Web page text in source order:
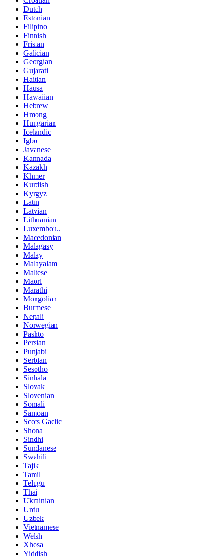
Dutch
Estonian
Filipino
Finnish
Frisian
Galician
Georgian
Gujarati
Haitian
Hausa
Hawaiian
Hebrew
Hmong
Hungarian
Icelandic
Igbo
Javanese
Kannada
Kazakh
Khmer
Kurdish
Kyrgyz
Latin
Latvian
Lithuanian
Luxembou..
Macedonian
Malagasy
Malay
Malayalam
Maltese
Maori
Marathi
Mongolian
Burmese
Nepali
Norwegian
Pashto
Persian
Punjabi
Serbian
Sesotho
Sinhala
Slovak
Slovenian
Somali
Samoan
Scots Gaelic
Shona
Sindhi
Sundanese
Swahili
Tajik
Tamil
Telugu
Thai
Ukrainian
Urdu
Uzbek
Vietnamese
Welsh
Xhosa
Yiddish